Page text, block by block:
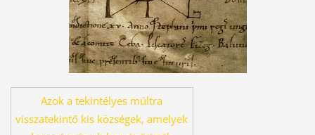
Azok a tekintélyes múltra
visszatekintő kis községek, amelyek